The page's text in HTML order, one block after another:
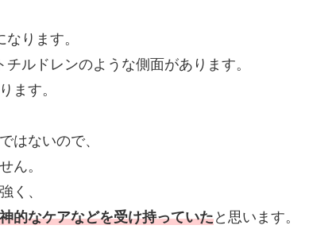
ります。
ルドレンのような側面があります。
ます。
はないので、
ん。
く、
的なケアなどを受け持っていたと思います。